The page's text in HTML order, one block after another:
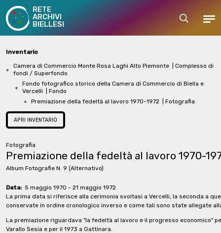
RETE
ARCHIVI
BIELLESI
Cerca
Inventario
Camera di Commercio Monte Rosa Laghi Alto Piemonte
| Complesso di
fondi / Superfondo
Fondo fotografico storico della Camera di Commercio di Biella e
Vercelli
| Fondo
Premiazione della fedeltà al lavoro 1970-1972
| Fotografia
APRI INVENTARIO
Fotografia
Premiazione della fedeltà al lavoro 1970-
Album Fotografie N. 9 (Alternativo)
Data: 5 maggio 1970 - 21 maggio 1972
La prima data si riferisce alla cerimonia svoltasi a Vercelli, la seconda a
conservate in ordine cronologico inverso e come tali sono state allegate
La premiazione riguardava "la fedeltà al lavoro e il progresso economico"
Varallo Sesia e per il 1973 a Gattinara.